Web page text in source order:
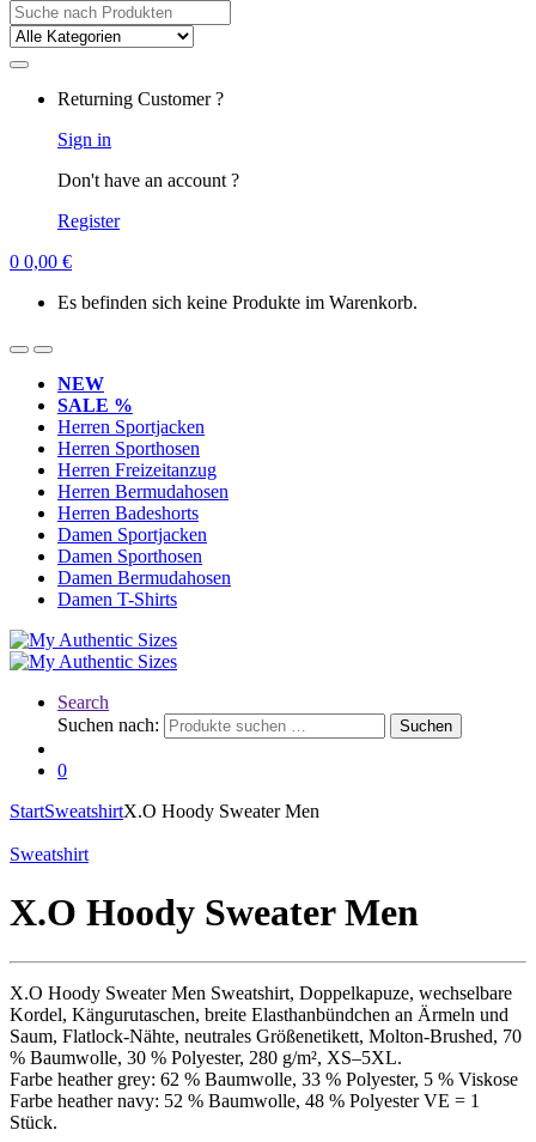
Returning Customer ?
Sign in
Don't have an account ?
Register
0 0,00 €
Es befinden sich keine Produkte im Warenkorb.
NEW
SALE %
Herren Sportjacken
Herren Sporthosen
Herren Freizeitanzug
Herren Bermudahosen
Herren Badeshorts
Damen Sportjacken
Damen Sporthosen
Damen Bermudahosen
Damen T-Shirts
Search
Suchen nach:
Suchen
0
StartSweatshirtX.O Hoody Sweater Men
Sweatshirt
X.O Hoody Sweater Men
X.O Hoody Sweater Men Sweatshirt, Doppelkapuze, wechselbare
Kordel, Kängurutaschen, breite Elasthanbündchen an Ärmeln und
Saum, Flatlock-Nähte, neutrales Größenetikett, Molton-Brushed, 70
% Baumwolle, 30 % Polyester, 280 g/m², XS–5XL.
Farbe heather grey: 62 % Baumwolle, 33 % Polyester, 5 % Viskose
Farbe heather navy: 52 % Baumwolle, 48 % Polyester VE = 1
Stück.